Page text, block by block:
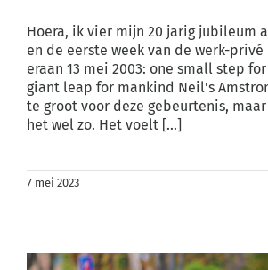
Hoera, ik vier mijn 20 jarig jubileum
en de eerste week van de werk-
eraan 13 mei 2003: one small step
giant leap for mankind Neil's
te groot voor deze gebeurtenis,
het wel zo. Het voelt [...]
7 mei 2023